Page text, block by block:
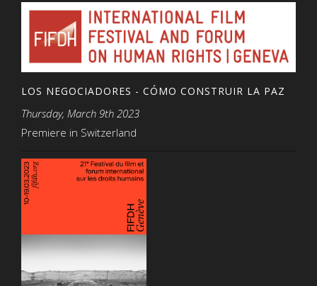
LOS NEGOCIADORES - CÓMO CONSTRUIR LA PAZ
Thursday, March 9th 2023
Premiere in Switzerland